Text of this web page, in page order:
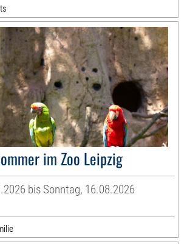
im Zoo Leipzig
bis Sonntag, 16.08.2026